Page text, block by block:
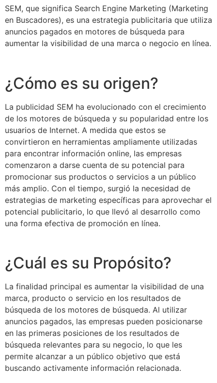
SEM, que significa Search Engine Marketing (Marketing
en Buscadores), es una estrategia publicitaria que utiliza
anuncios pagados en motores de búsqueda para
aumentar la visibilidad de una marca o negocio en línea.
¿Cómo es su origen?
La publicidad SEM ha evolucionado con el crecimiento
de los motores de búsqueda y su popularidad entre los
usuarios de Internet. A medida que estos se
convirtieron en herramientas ampliamente utilizadas
para encontrar información online, las empresas
comenzaron a darse cuenta de su potencial para
promocionar sus productos o servicios a un público
más amplio. Con el tiempo, surgió la necesidad de
estrategias de marketing específicas para aprovechar el
potencial publicitario, lo que llevó al desarrollo como
una forma efectiva de promoción en línea.
¿Cuál es su Propósito?
La finalidad principal es aumentar la visibilidad de una
marca, producto o servicio en los resultados de
búsqueda de los motores de búsqueda. Al utilizar
anuncios pagados, las empresas pueden posicionarse
en las primeras posiciones de los resultados de
búsqueda relevantes para su negocio, lo que les
permite alcanzar a un público objetivo que está
buscando activamente información relacionada.